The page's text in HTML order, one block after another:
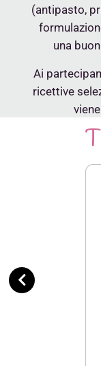
(antipasto,
una
Ai
ricettive